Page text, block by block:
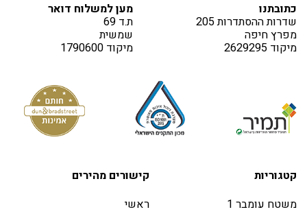
כתובתנו
שדרות ההסתדרות 205
מפרץ חיפה
מיקוד 2629295
מען למשלוח דואר
ת.ד 69
שמשית
מיקוד 1790600
קטגוריות
משטח עומבר 1
קישורים מהירים
ראשי